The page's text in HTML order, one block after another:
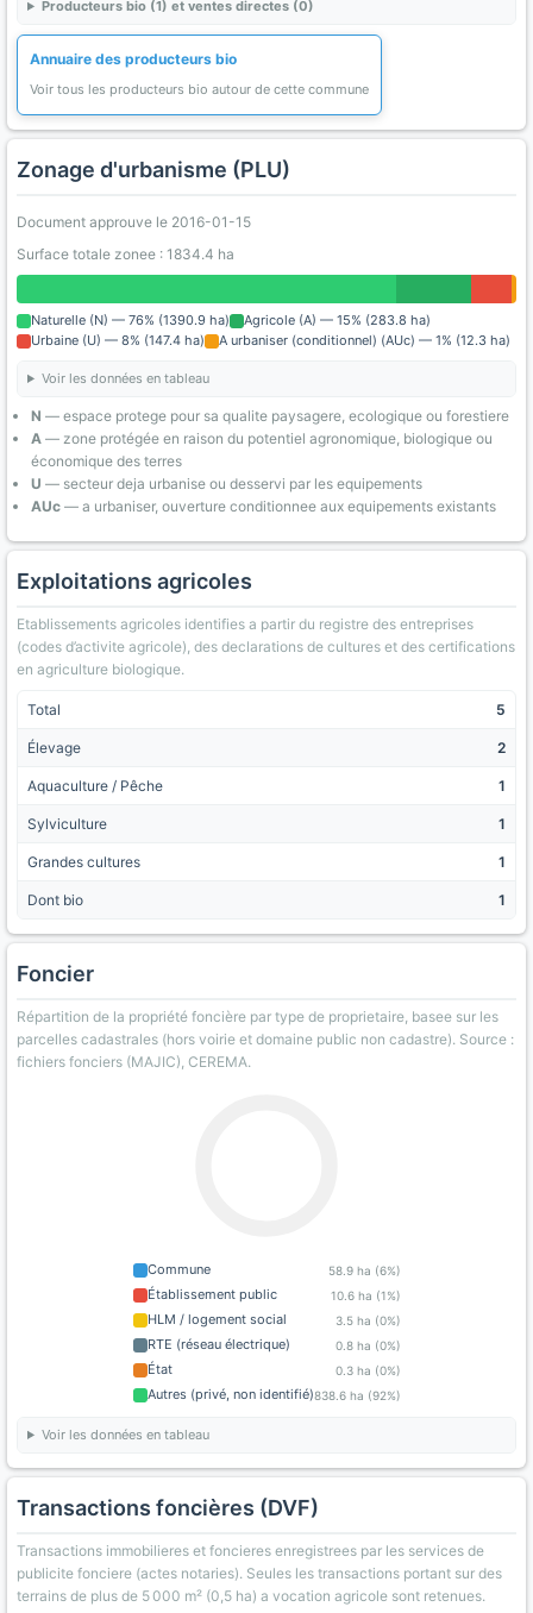
Producteurs bio (1) et ventes directes (0)
Annuaire des producteurs bio
Voir tous les producteurs bio autour de cette commune
Zonage d'urbanisme (PLU)
Document approuve le 2016-01-15
Surface totale zonee : 1834.4 ha
Naturelle (N) — 76% (1390.9 ha)
Agricole (A) — 15% (283.8 ha)
Urbaine (U) — 8% (147.4 ha)
A urbaniser (conditionnel) (AUc) — 1% (12.3 ha)
Voir les données en tableau
N — espace protege pour sa qualite paysagere, ecologique ou forestiere
A — zone protégée en raison du potentiel agronomique, biologique ou
économique des terres
U — secteur deja urbanise ou desservi par les equipements
AUc — a urbaniser, ouverture conditionnee aux equipements existants
Exploitations agricoles
Etablissements agricoles identifies a partir du registre des entreprises
(codes d’activite agricole), des declarations de cultures et des certifications
en agriculture biologique.
Total 5
Élevage 2
Aquaculture / Pêche 1
Sylviculture 1
Grandes cultures 1
Dont bio 1
Foncier
Répartition de la propriété foncière par type de proprietaire, basee sur les
parcelles cadastrales (hors voirie et domaine public non cadastre). Source :
fichiers fonciers (MAJIC), CEREMA.
Commune 58.9 ha (6%)
Établissement public 10.6 ha (1%)
HLM / logement social 3.5 ha (0%)
RTE (réseau électrique) 0.8 ha (0%)
État 0.3 ha (0%)
Autres (privé, non identifié)838.6 ha (92%)
Voir les données en tableau
Transactions foncières (DVF)
Transactions immobilieres et foncieres enregistrees par les services de
publicite fonciere (actes notaries). Seules les transactions portant sur des
terrains de plus de 5 000 m² (0,5 ha) a vocation agricole sont retenues.